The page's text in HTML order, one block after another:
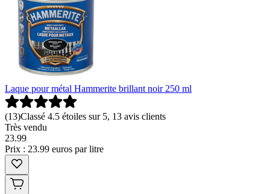
Laque pour métal Hammerite brillant noir 250 ml
(13)Classé 4.5 étoiles sur 5, 13 avis clients
Très vendu
23.99
Prix : 23.99 euros par litre